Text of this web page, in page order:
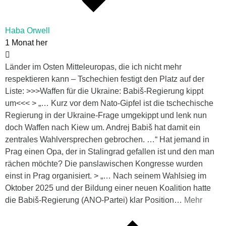
Haba Orwell
1 Monat her
Länder im Osten Mitteleuropas, die ich nicht mehr
respektieren kann – Tschechien festigt den Platz auf der
Liste: >>>Waffen für die Ukraine: Babiš-Regierung kippt
um<<< > „… Kurz vor dem Nato-Gipfel ist die tschechische
Regierung in der Ukraine-Frage umgekippt und lenk nun
doch Waffen nach Kiew um. Andrej Babiš hat damit ein
zentrales Wahlversprechen gebrochen. …“ Hat jemand in
Prag einen Opa, der in Stalingrad gefallen ist und den man
rächen möchte? Die panslawischen Kongresse wurden
einst in Prag organisiert. > „… Nach seinem Wahlsieg im
Oktober 2025 und der Bildung einer neuen Koalition hatte
die Babiš-Regierung (ANO-Partei) klar Position… Mehr